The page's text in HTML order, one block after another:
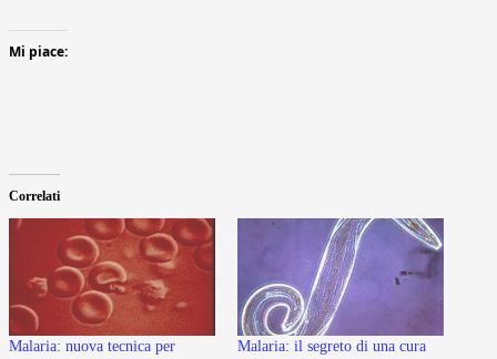
Mi piace:
Correlati
Malaria: nuova tecnica per
Malaria: il segreto di una cura